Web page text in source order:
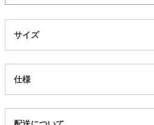
家電・照明器具
インテリア雑貨
ガーデン
サイズ
仕様